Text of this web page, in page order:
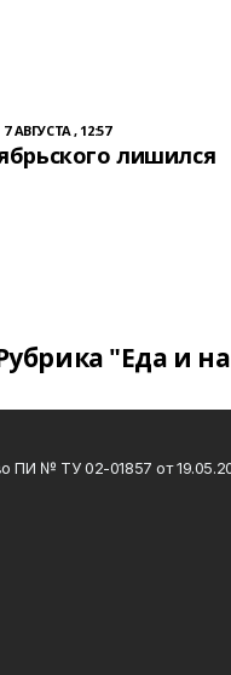
7 АВГУСТА , 12:57
лишился
"Еда и
ПИ № ТУ 02-01857 от